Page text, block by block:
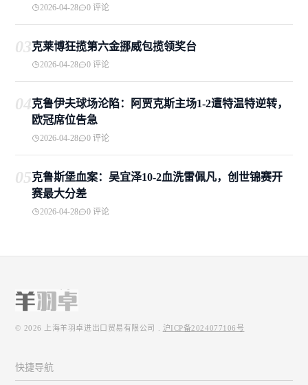
2026-04-28 0 评论
03克莱博狂揽第六金挪威包揽领奖台
2026-04-28 0 评论
04克鲁伊夫球场沦陷：阿贾克斯主场1-2遭特温特逆转，
欧冠席位告急
2026-04-28 0 评论
05克鲁斯堡血案：吴宜泽10-2血洗雷佩凡，创世锦赛开
赛最大分差
2026-04-28 0 评论
© 2026 上海羊羽卓进出口贸易有限公司 沪ICP备2024077106号
快捷导航